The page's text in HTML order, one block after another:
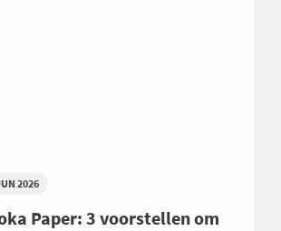
2026
Paper: 3 voorstellen om